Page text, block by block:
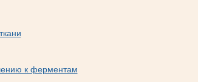
к ферментам